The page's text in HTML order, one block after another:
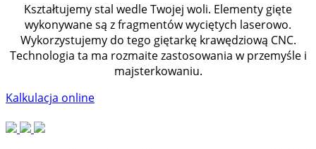
Kształtujemy stal wedle Twojej woli. Elementy gięte
wykonywane są z fragmentów wyciętych laserowo.
Wykorzystujemy do tego giętarkę krawędziową CNC.
Technologia ta ma rozmaite zastosowania w przemyśle i
majsterkowaniu.
Kalkulacja online